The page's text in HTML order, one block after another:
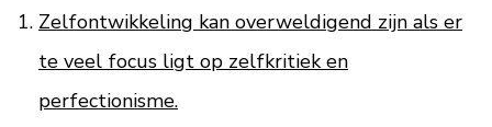
Zelfontwikkeling kan overweldigend zijn als er
te veel focus ligt op zelfkritiek en
perfectionisme.